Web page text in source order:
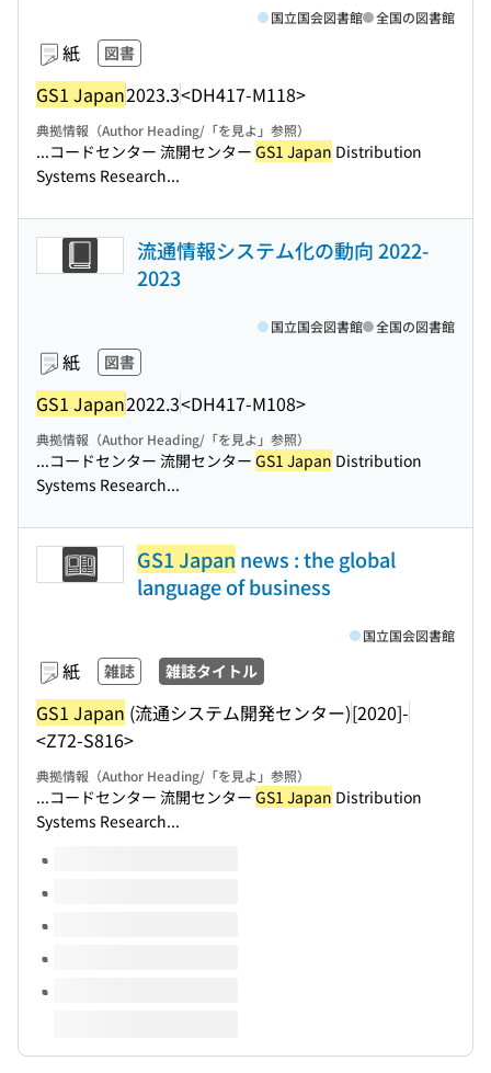
紙 図書
GS1 Japan2023.3<DH417-M118>
国立国会図書館 全国の図書館
典拠情報（Author Heading/「を見よ」参照）
...コードセンター 流開センター GS1 Japan Distribution
Systems Research...
流通情報システム化の動向 2022-
2023
紙 図書
GS1 Japan2022.3<DH417-M108>
国立国会図書館 全国の図書館
典拠情報（Author Heading/「を見よ」参照）
...コードセンター 流開センター GS1 Japan Distribution
Systems Research...
GS1 Japan news : the global
language of business
紙 雑誌 雑誌タイトル
GS1 Japan (流通システム開発センター)[2020]-
<Z72-S816>
国立国会図書館
典拠情報（Author Heading/「を見よ」参照）
...コードセンター 流開センター GS1 Japan Distribution
Systems Research...
このタイトルの巻号